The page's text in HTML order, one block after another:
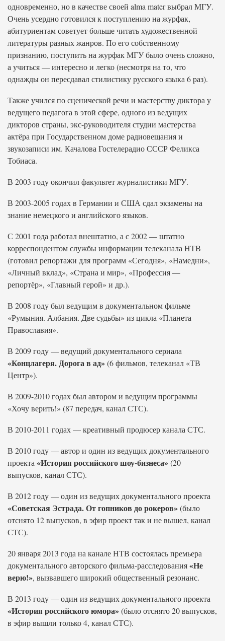
одновременно, но в качестве своей alma mater выбрал МГУ.
Очень усердно готовился к поступлению на журфак,
абитуриентам советует больше читать художественной
литературы разных жанров. По его собственному
признанию, поступить на журфак МГУ было очень сложно,
а учиться — интересно и легко (несмотря на то, что
однажды он пересдавал стилистику русского языка 6 раз).
Также учился по сценической речи и мастерству диктора у
ведущего педагога в этой сфере, одного из ведущих
дикторов страны, экс-руководителя студии мастерства
актёра при Государственном доме радиовещания и
звукозаписи им. Качалова Гостелерадио СССР Феликса
Тобиаса.
В 2003 году окончил факультет журналистики МГУ.
В 2003-2005 годах в Германии и США сдал экзамены на
знание немецкого и английского языков.
С 2001 года работал внештатно, а с 2002 — штатно
корреспондентом службы информации телеканала НТВ
(готовил репортажи для программ «Сегодня», «Намедни»,
«Личный вклад», «Страна и мир», «Профессия —
репортёр», «Главный герой» и др.).
В 2008 году был ведущим в документальном фильме
«Румыния. Албания. Две судьбы» из цикла «Планета
Православия».
В 2009 году — ведущий документального сериала
«Концлагеря. Дорога в ад»(6 фильмов, телеканал «ТВ
Центр»).
В 2009-2010 годах был автором и ведущим программы
«Хочу верить!» (87 передач, канал СТС).
В 2010-2011 годах — креативный продюсер канала СТС.
В 2010 году — автор и один из ведущих документального
проекта «История российского шоу-бизнеса»(20
выпусков, канал СТС).
В 2012 году — один из ведущих документального проекта
«Советская Эстрада. От гопников до рокеров»(было
отснято 12 выпусков, в эфир проект так и не вышел, канал
СТС).
20 января 2013 года на канале НТВ состоялась премьера
документального авторского фильма-расследования«Не
верю!», вызвавшего широкий общественный резонанс.
В 2013 году — один из ведущих документального проекта
«История российского юмора»(было отснято 20 выпусков,
в эфир вышли только 4, канал СТС).